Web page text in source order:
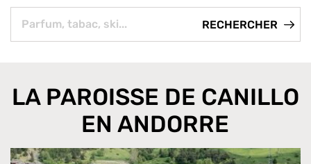
LA PAROISSE DE CANILLO
EN ANDORRE